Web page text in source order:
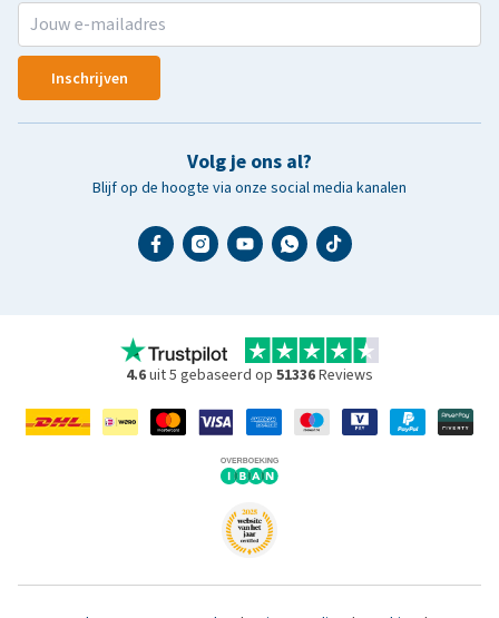
Inschrijven
Volg je ons al?
Blijf op de hoogte via onze social media kanalen
4.6uit 5 gebaseerd op 51336Reviews